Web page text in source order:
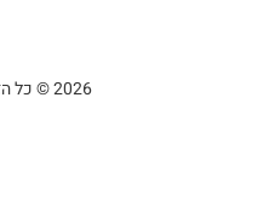
2026 © כל הזכויות שמורות